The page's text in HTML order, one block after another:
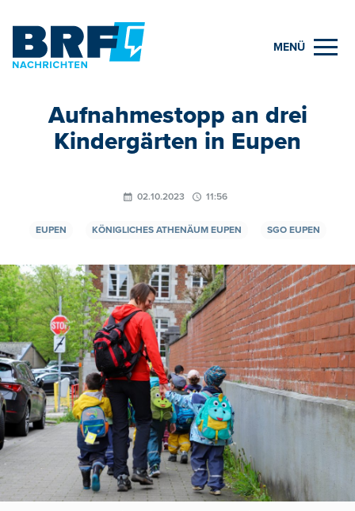
MENÜ
Aufnahmestopp an drei
Kindergärten in Eupen
02.10.2023 11:56
EUPEN KÖNIGLICHES ATHENÄUM EUPEN SGO EUPEN